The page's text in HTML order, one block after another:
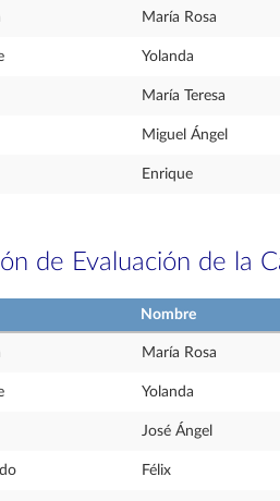
María Rosa
Yolanda
María Teresa
Miguel Ángel
Enrique
de Evaluación de la
Nombre
María Rosa
Yolanda
José Ángel
Félix